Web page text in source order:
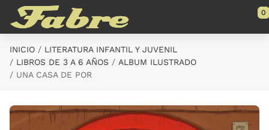
Saltar al contenido principal
0
INICIO
LITERATURA INFANTIL Y JUVENIL
LIBROS DE 3 A 6 AÑOS
ALBUM ILUSTRADO
UNA CASA DE POR